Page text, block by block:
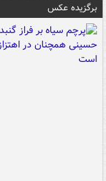
برگزیده عکس